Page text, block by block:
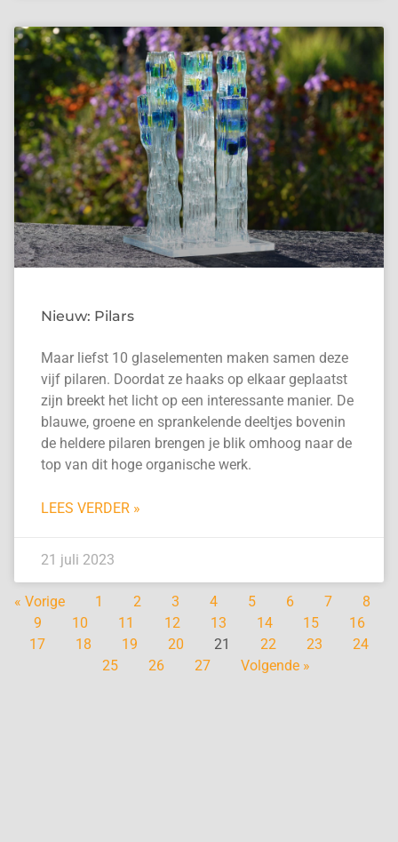
Nieuw: Pilars
Maar liefst 10 glaselementen maken samen deze
vijf pilaren. Doordat ze haaks op elkaar geplaatst
zijn breekt het licht op een interessante manier. De
blauwe, groene en sprankelende deeltjes bovenin
de heldere pilaren brengen je blik omhoog naar de
top van dit hoge organische werk.
LEES VERDER »
21 juli 2023
« Vorige 1 2 3 4 5 6 7
8
9
10 11 12 13 14 15
16
17
18 19 20 21 22 23
24
25
26 27 Volgende »